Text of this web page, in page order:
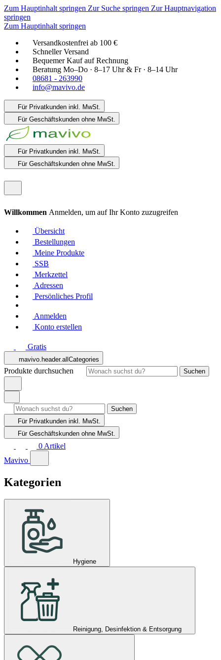
Zum Hauptinhalt springen Zur Suche springen Zur Hauptnavigation
springen
Zum Hauptinhalt springen
Versandkostenfrei ab 100 €
Schneller Versand
Bequemer Kauf auf Rechnung
Beratung Mo–Do · 8–17 Uhr & Fr · 8–14 Uhr
08681 - 263990
info@mavivo.de
Für Privatkunden inkl. MwSt.
Für Geschäftskunden ohne MwSt.
Für Privatkunden inkl. MwSt.
Für Geschäftskunden ohne MwSt.
Willkommen Anmelden, um auf Ihr Konto zuzugreifen
Übersicht
Bestellungen
Meine Produkte
SSB
Merkzettel
Adressen
Persönliches Profil
Anmelden
Konto erstellen
Gratis
mavivo.header.allCategories
Produkte durchsuchen Suchen
Suchen
Für Privatkunden inkl. MwSt.
Für Geschäftskunden ohne MwSt.
0 Artikel
Mavivo
Kategorien
Hygiene
Reinigung, Desinfektion & Entsorgung